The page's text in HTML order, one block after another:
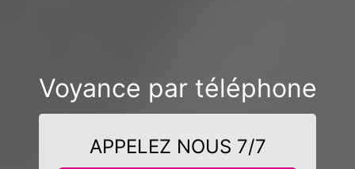
Voyance par téléphone
APPELEZ NOUS 7/7